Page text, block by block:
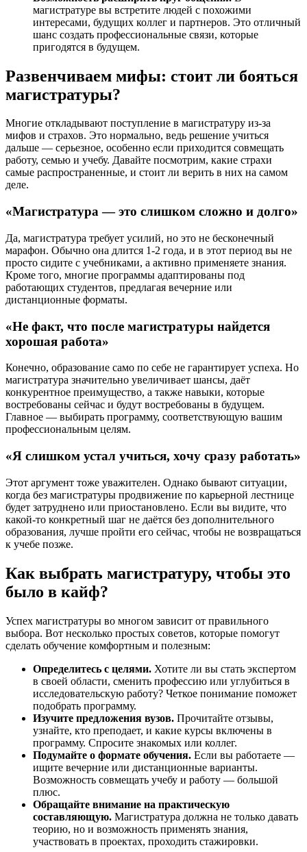
магистратуре вы встретите людей с похожими
интересами, будущих коллег и партнеров. Это отличный
шанс создать профессиональные связи, которые
пригодятся в будущем.
Развенчиваем мифы: стоит ли бояться
магистратуры?
Многие откладывают поступление в магистратуру из-за
мифов и страхов. Это нормально, ведь решение учиться
дальше — серьезное, особенно если приходится совмещать
работу, семью и учебу. Давайте посмотрим, какие страхи
самые распространенные, и стоит ли верить в них на самом
деле.
«Магистратура — это слишком сложно и долго»
Да, магистратура требует усилий, но это не бесконечный
марафон. Обычно она длится 1-2 года, и в этот период вы не
просто сидите с учебниками, а активно применяете знания.
Кроме того, многие программы адаптированы под
работающих студентов, предлагая вечерние или
дистанционные форматы.
«Не факт, что после магистратуры найдется
хорошая работа»
Конечно, образование само по себе не гарантирует успеха. Но
магистратура значительно увеличивает шансы, даёт
конкурентное преимущество, а также навыки, которые
востребованы сейчас и будут востребованы в будущем.
Главное — выбирать программу, соответствующую вашим
профессиональным целям.
«Я слишком устал учиться, хочу сразу работать»
Этот аргумент тоже уважителен. Однако бывают ситуации,
когда без магистратуры продвижение по карьерной лестнице
будет затруднено или приостановлено. Если вы видите, что
какой-то конкретный шаг не даётся без дополнительного
образования, лучше пройти его сейчас, чтобы не возвращаться
к учебе позже.
Как выбрать магистратуру, чтобы это
было в кайф?
Успех магистратуры во многом зависит от правильного
выбора. Вот несколько простых советов, которые помогут
сделать обучение комфортным и полезным:
Определитесь с целями. Хотите ли вы стать экспертом
в своей области, сменить профессию или углубиться в
исследовательскую работу? Четкое понимание поможет
подобрать программу.
Изучите предложения вузов. Прочитайте отзывы,
узнайте, кто преподает, и какие курсы включены в
программу. Спросите знакомых или коллег.
Подумайте о формате обучения. Если вы работаете —
ищите вечерние или дистанционные варианты.
Возможность совмещать учебу и работу — большой
плюс.
Обращайте внимание на практическую
составляющую. Магистратура должна не только давать
теорию, но и возможность применять знания,
участвовать в проектах, проходить стажировки.